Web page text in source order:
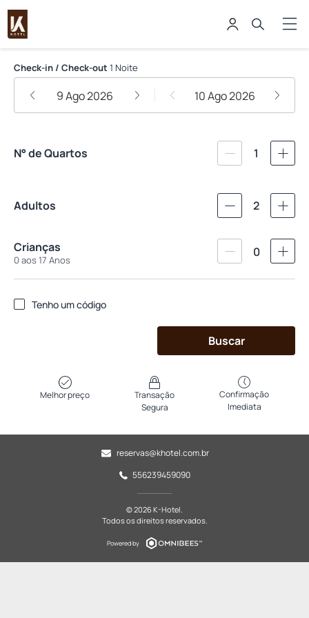
K-Hotel
Check-in / Check-out 1 Noite
9 Ago 2026 10 Ago 2026
N° de Quartos 1
Adultos 2
Crianças
0 aos 17 Anos
0
Tenho um código
Buscar
Melhor preço
Transação
Segura
Confirmação
Imediata
reservas@khotel.com.br
556239459090
© 2026 K-Hotel.
Todos os direitos reservados.
Powered by